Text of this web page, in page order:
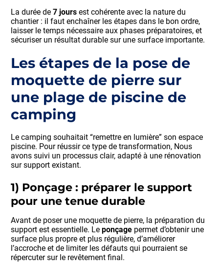
La durée de7 jours est cohérente avec la nature du
chantier : il faut enchaîner les étapes dans le bon ordre,
laisser le temps nécessaire aux phases préparatoires, et
sécuriser un résultat durable sur une surface importante.
Les étapes de la pose de
moquette de pierre sur
une plage de piscine de
camping
Le camping souhaitait “remettre en lumière” son espace
piscine. Pour réussir ce type de transformation, Nous
avons suivi un processus clair, adapté à une rénovation
sur support existant.
1) Ponçage : préparer le support
pour une tenue durable
Avant de poser une moquette de pierre, la préparation du
support est essentielle. Leponçage permet d’obtenir une
surface plus propre et plus régulière, d’améliorer
l’accroche et de limiter les défauts qui pourraient se
répercuter sur le revêtement final.